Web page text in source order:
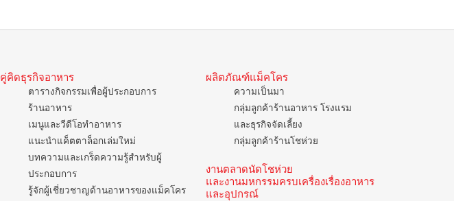
คู่คิดธุรกิจอาหาร
ตารางกิจกรรมเพื่อผู้ประกอบการ
ร้านอาหาร
เมนูและวีดีโอทำอาหาร
แนะนำแค็ตตาล็อกเล่มใหม่
บทความและเกร็ดความรู้สำหรับผู้
ประกอบการ
รู้จักผู้เชี่ยวชาญด้านอาหารของแม็คโคร
ผลิตภัณฑ์แม็คโคร
ความเป็นมา
กลุ่มลูกค้าร้านอาหาร โรงแรม
และธุรกิจจัดเลี้ยง
กลุ่มลูกค้าร้านโชห่วย
งานตลาดนัดโชห่วย
และงานมหกรรมครบเครื่องเรื่องอาหาร
และอุปกรณ์